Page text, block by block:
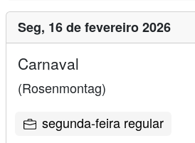
Seg, 16 de fevereiro 2026
Carnaval
(Rosenmontag)
segunda-feira regular